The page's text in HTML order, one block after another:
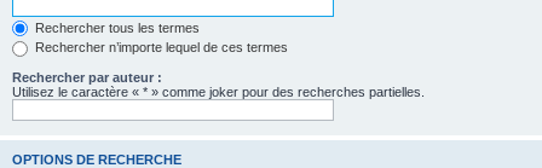
Rechercher tous les termes
Rechercher n’importe lequel de ces termes
Rechercher par auteur :
Utilisez le caractère « * » comme joker pour des recherches partielles.
OPTIONS DE RECHERCHE